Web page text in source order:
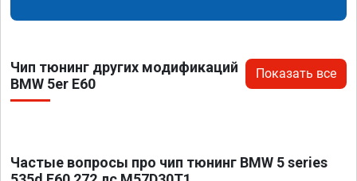
Чип тюнинг других модификаций
BMW 5er E60
Показать все
Частые вопросы про чип тюнинг BMW 5 series